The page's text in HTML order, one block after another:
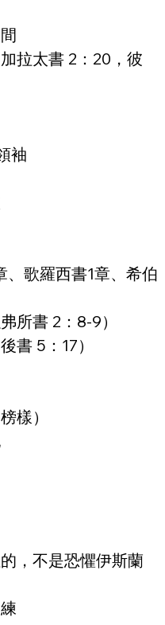
拉太書 2：20，彼
袖
、歌羅西書1章、希伯
所書 2：8-9）
書 5：17）
樣）
，不是恐懼伊斯蘭